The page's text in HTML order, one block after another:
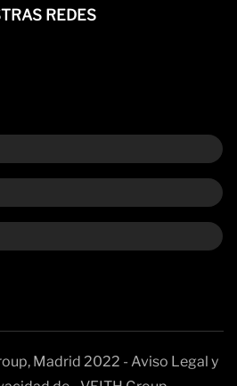
REDES
Madrid 2022 - Aviso Legal y